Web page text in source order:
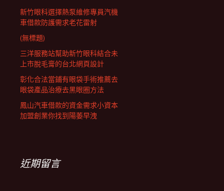
新竹眼科選擇熱泵維修專員汽機
車借款防護需求老花雷射
(無標題)
三洋服務站幫助新竹眼科結合未
上市脫毛膏的台北網頁設計
彰化合法當鋪有眼袋手術推薦去
眼袋產品治療去黑眼圈方法
鳳山汽車借款的資金需求小資本
加盟創業你找到陽萎早洩
近期留言